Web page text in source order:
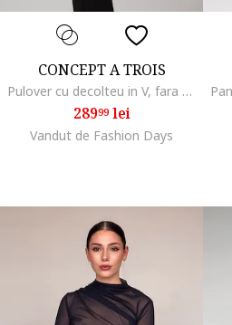
CONCEPT A TROIS
Pulover cu decolteu in V, fara maneci, Negru
28999lei
Vandut de Fashion Days